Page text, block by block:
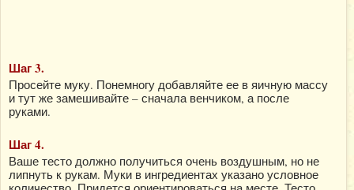
Шаг 3.
Просейте муку. Понемногу добавляйте ее в яичную массу
и тут же замешивайте – сначала венчиком, а после
руками.
Шаг 4.
Ваше тесто должно получиться очень воздушным, но не
липнуть к рукам. Муки в ингредиентах указано условное